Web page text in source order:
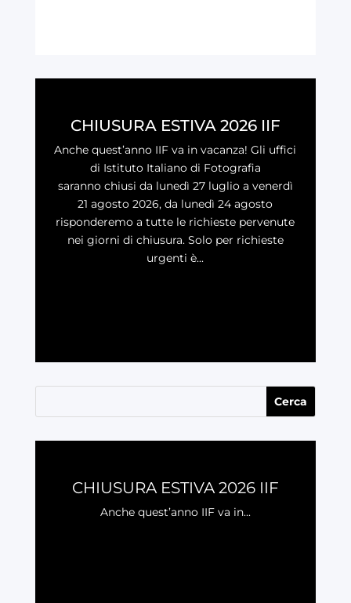
CHIUSURA ESTIVA 2026 IIF
Anche quest’anno IIF va in vacanza! Gli uffici
di Istituto Italiano di Fotografia
saranno chiusi da lunedì 27 luglio a venerdì
21 agosto 2026, da lunedì 24 agosto
risponderemo a tutte le richieste pervenute
nei giorni di chiusura. Solo per richieste
urgenti è...
CHIUSURA ESTIVA 2026 IIF
Anche quest’anno IIF va in...